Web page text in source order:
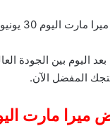
15 ذو الحجة 1448 عروض الطازج. تسوقوا الآن المنتجات الأكثر مبيعاً بأعلى جودة وأقل سعر مع
بعد اليوم بين
المفضل الآن.
ميرا مارت